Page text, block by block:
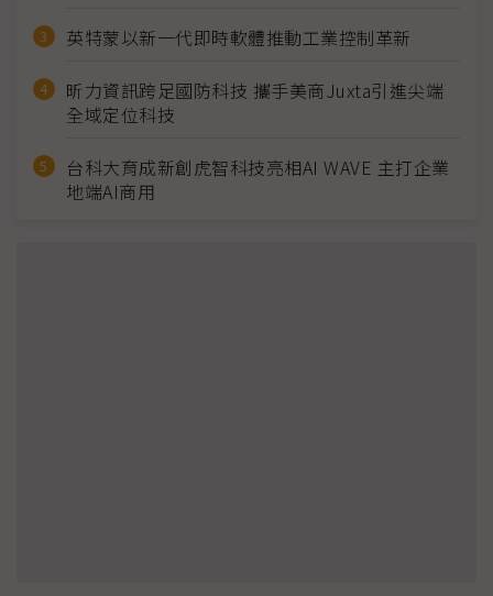
英特蒙以新一代即時軟體推動工業控制革新
昕力資訊跨足國防科技 攜手美商Juxta引進尖端
全域定位科技
台科大育成新創虎智科技亮相AI WAVE 主打企業
地端AI商用